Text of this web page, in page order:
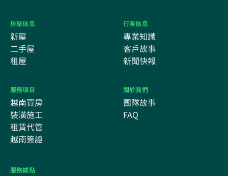
房屋信息
新屋
二手屋
租屋
行業信息
專業知識
客戶故事
新聞快報
服務項目
越南買房
裝潢施工
租賃代管
越南簽證
關於我們
團隊故事
FAQ
服務據點